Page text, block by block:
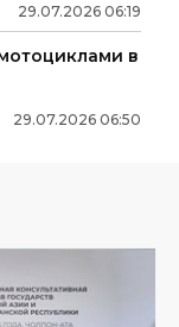
29.07.2026 06:19
в
29.07.2026 06:50